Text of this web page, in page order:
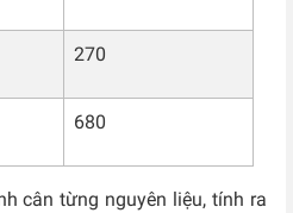
270
680
cân từng nguyên liệu, tính ra